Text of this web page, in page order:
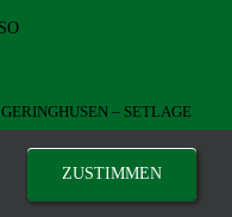
– SETLAGE
ZUSTIMMEN